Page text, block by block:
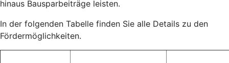
hinaus Bausparbeiträge leisten.
In der folgenden Tabelle finden Sie alle Details zu den
Fördermöglichkeiten.